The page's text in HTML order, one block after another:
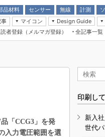
品材料
センサー 無線 計測
アナログ機能回路
計測とテスト
事
マイコン
Design Guide
CEATEC
組込み/エッジコンピューティング展
Microchip情報
読者登録（メルマガ登録） 全記事一覧
「CCG3」を発
入力電圧範囲を選
印刷し
新入
世代パ